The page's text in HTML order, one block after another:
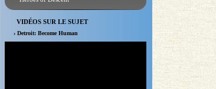
VIDÉOS SUR LE SUJET
› Detroit: Become Human